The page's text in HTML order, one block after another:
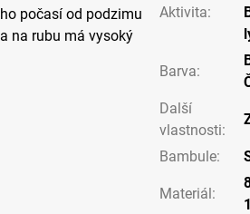
počasí od podzimu
na rubu má vysoký
Aktivita:
Barva:
Další
vlastnosti:
Bambule:
Materiál: